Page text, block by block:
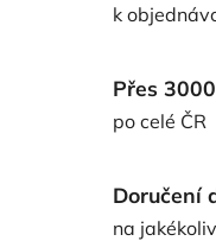
k
Přes
po celé ČR
Doručení
na